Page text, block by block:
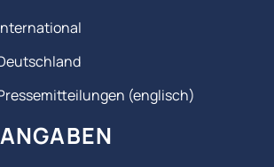
(englisch)